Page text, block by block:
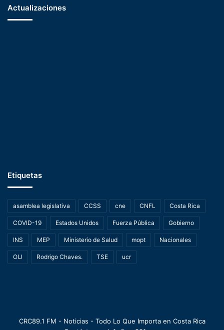
Actualizaciones
Etiquetas
asamblea legislativa CCSS cne CNFL Costa Rica
COVID-19 Estados Unidos Fuerza Pública Gobierno
INS MEP Ministerio de Salud mopt Nacionales
OIJ Rodrigo Chaves. TSE ucr
CRC89.1 FM - Noticias - Todo Lo Que Importa en Costa Rica